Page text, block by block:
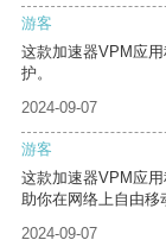
游客
这款加速器VPM应
护。
2024-09-07
游客
这款加速器VPM应
助你在网络上自由移
2024-09-07